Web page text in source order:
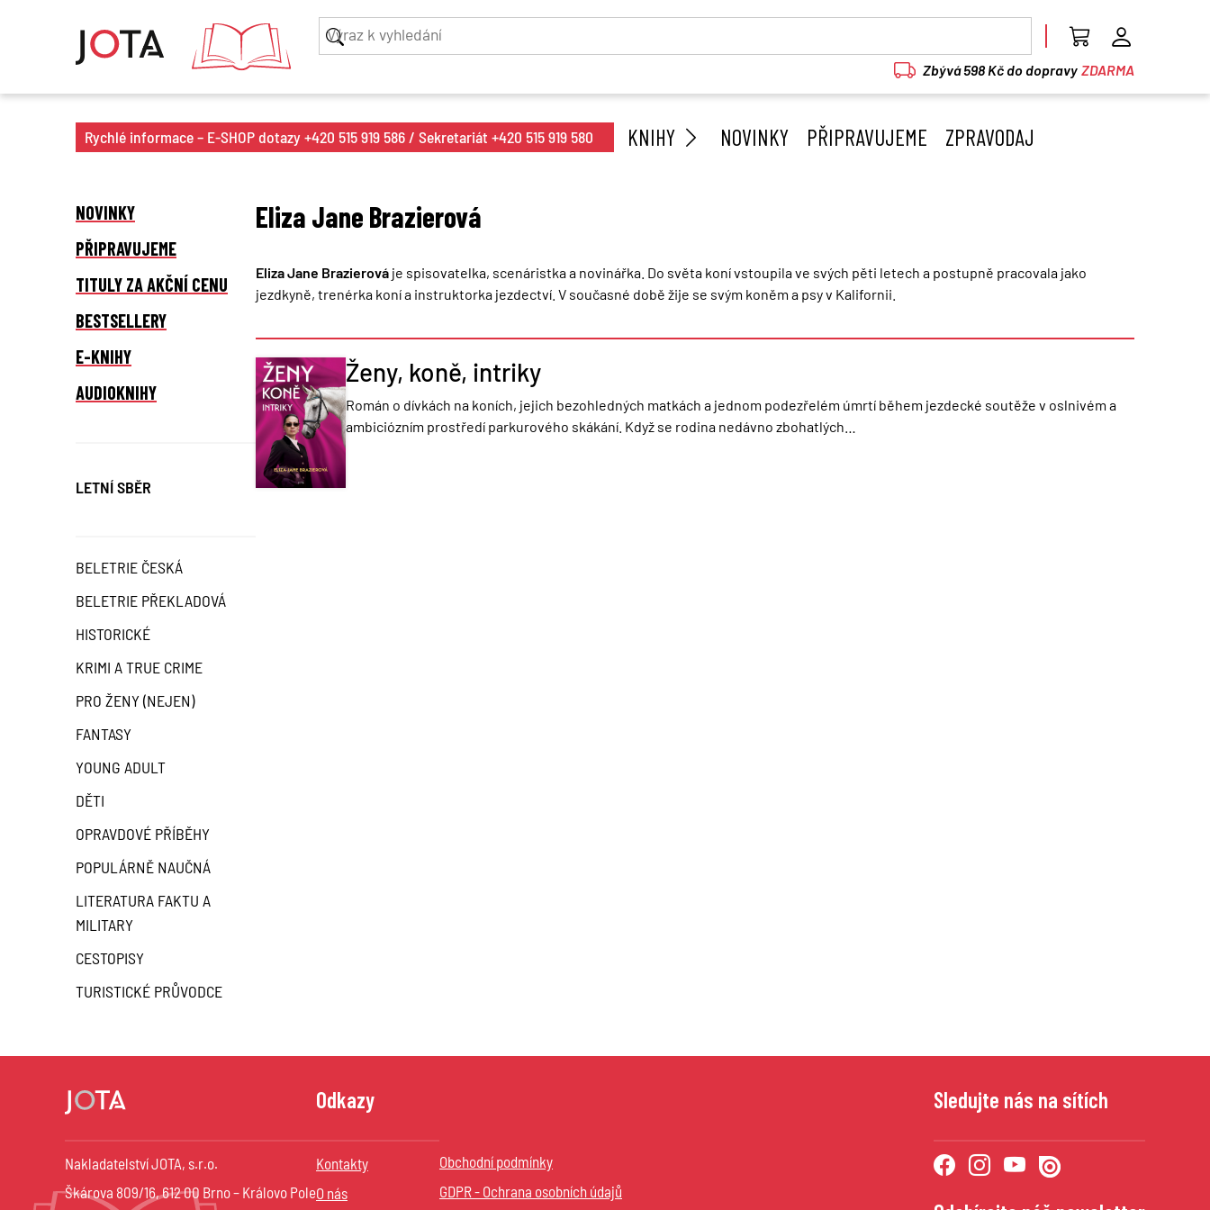
Zbývá 598 Kč do dopravy ZDARMA
Rychlé informace – E-SHOP dotazy +420 515 919 586 / Sekretariát +420 515 919 580 KNIHY NOVINKY PŘIPRAVUJEME ZPRAVODAJ
NOVINKY
PŘIPRAVUJEME
TITULY ZA AKČNÍ CENU
BESTSELLERY
E-KNIHY
AUDIOKNIHY
LETNÍ SBĚR
BELETRIE ČESKÁ
BELETRIE PŘEKLADOVÁ
HISTORICKÉ
KRIMI A TRUE CRIME
PRO ŽENY (NEJEN)
FANTASY
YOUNG ADULT
DĚTI
OPRAVDOVÉ PŘÍBĚHY
POPULÁRNĚ NAUČNÁ
LITERATURA FAKTU A
MILITARY
CESTOPISY
TURISTICKÉ PRŮVODCE
Eliza Jane Brazierová
Eliza Jane Brazierová je spisovatelka, scenáristka a novinářka. Do světa koní vstoupila ve svých pěti letech a postupně pracovala jako
jezdkyně, trenérka koní a instruktorka jezdectví. V současné době žije se svým koněm a psy v Kalifornii.
Ženy, koně, intriky
Román o dívkách na koních, jejich bezohledných matkách a jednom podezřelém úmrtí během jezdecké soutěže v oslnivém a
ambiciózním prostředí parkurového skákání. Když se rodina nedávno zbohatlých…
Nakladatelství JOTA, s.r.o.
Škárova 809/16, 612 00 Brno – Královo Pole
Odkazy
Kontakty
O nás
Obchodní podmínky
GDPR - Ochrana osobních údajů
Sledujte nás na sítích